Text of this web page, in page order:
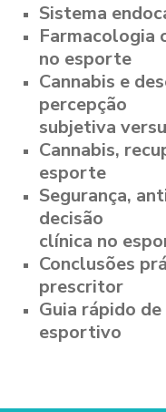
Sistema
Farmacologia
no esporte
Cannabis e
percepção
subjetiva
Cannabis,
esporte
Segurança,
decisão
clínica no
Conclusões
prescritor
Guia rápido
esportivo